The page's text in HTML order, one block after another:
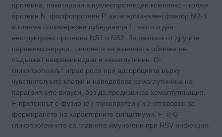
протеина, пакетирани в нуклеопротеиден комплекс – голям
протеин N, фосфопротеин Р, антитерминален фактор М2-1
и голяма полимерезна субединица L, както и два
неструктурни протеина NS1 и NS2. За разлика от другите
парамиксовируси, шиповете на външната обвивка не
съдържат невраминидаза и хемаглутинин. G-
гликопротеинът играе роля при адсорбцията върху
чувствителните клетки и наподобява хемаглутинина на
парагрипните вируси, без да предизвиква хемаглутинация.
F-протеинът е фузионен гликопротеин и е отговорен за
формирането на характерните синцитиуми. F- и G-
гликопротеините са главните имуногени при RSV инфекция.